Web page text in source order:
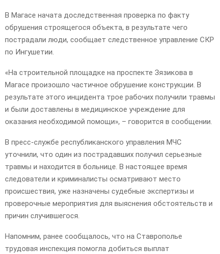
В Магасе начата доследственная проверка по факту
обрушения строящегося объекта, в результате чего
пострадали люди, сообщает следственное управление СКР
по Ингушетии.
«На строительной площадке на проспекте Зязикова в
Магасе произошло частичное обрушение конструкции. В
результате этого инцидента трое рабочих получили травмы
и были доставлены в медицинское учреждение для
оказания необходимой помощи», – говорится в сообщении.
В пресс-службе республиканского управления МЧС
уточнили, что один из пострадавших получил серьезные
травмы и находится в больнице. В настоящее время
следователи и криминалисты осматривают место
происшествия, уже назначены судебные экспертизы и
проверочные мероприятия для выяснения обстоятельств и
причин случившегося.
Напомним, ранее сообщалось, что на Ставрополье
трудовая инспекция помогла добиться выплат